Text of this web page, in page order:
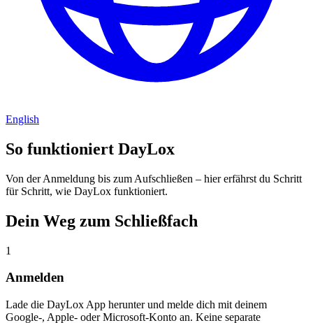
English
So funktioniert DayLox
Von der Anmeldung bis zum Aufschließen – hier erfährst du Schritt
für Schritt, wie DayLox funktioniert.
Dein Weg zum Schließfach
1
Anmelden
Lade die DayLox App herunter und melde dich mit deinem
Google-, Apple- oder Microsoft-Konto an. Keine separate